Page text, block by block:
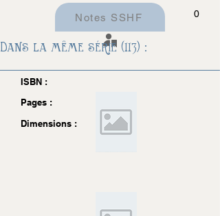
0
ISBN :
Pages :
Dimensions :
Notes SSHF
Dans la même série (113) :